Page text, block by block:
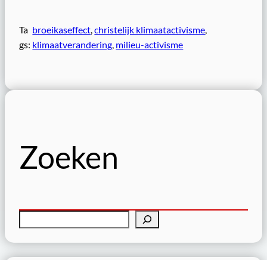
Ta
gs:
broeikaseffect, christelijk klimaatactivisme
klimaatverandering, milieu-activisme
Zoeken